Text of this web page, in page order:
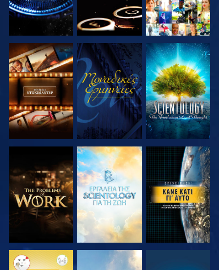
ΕΞΕΡΕΥΝΗΣΤΕ
ΤΗ ΣΕΙΡΑ
ΠΑΡΑΚΟΛΟΥΘΗΣΤΕ
ΕΞΕΡΕΥΝΗΣΤΕ
ΤΗ ΣΕΙΡΑ
ΕΞΕΡΕΥΝΗΣΤΕ
ΤΗ ΣΕΙΡΑ
ΕΞΕΡΕΥΝΗΣΤΕ
ΤΗ ΣΕΙΡΑ
ΠΑΡΑΚΟΛΟΥΘΗΣΤΕ